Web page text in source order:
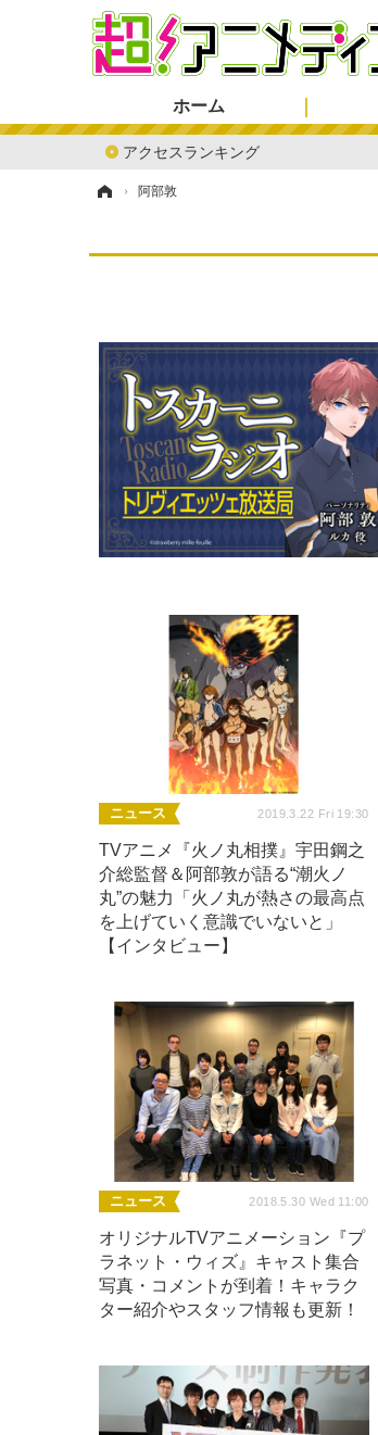
ホーム
アクセスランキング
› 阿部敦
ニュース 2019.3.22 Fri 19:30
TVアニメ『火ノ丸相撲』宇田鋼之
介総監督＆阿部敦が語る“潮火ノ
丸”の魅力「火ノ丸が熱さの最高点
を上げていく意識でいないと」
【インタビュー】
ニュース 2018.5.30 Wed 11:00
オリジナルTVアニメーション『プ
ラネット・ウィズ』キャスト集合
写真・コメントが到着！キャラク
ター紹介やスタッフ情報も更新！